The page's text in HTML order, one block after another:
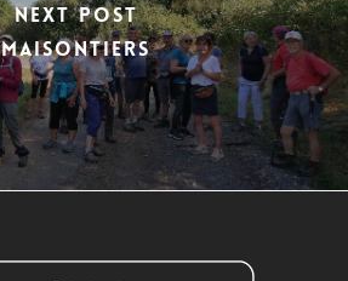
Next Post
MAISONTIERS